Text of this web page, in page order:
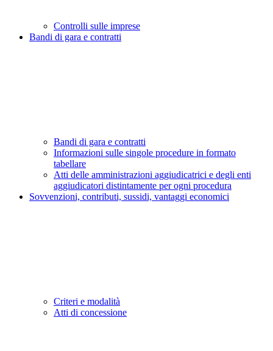
Controlli sulle imprese
Bandi di gara e contratti
Bandi di gara e contratti
Informazioni sulle singole procedure in formato
tabellare
Atti delle amministrazioni aggiudicatrici e degli enti
aggiudicatori distintamente per ogni procedura
Sovvenzioni, contributi, sussidi, vantaggi economici
Criteri e modalità
Atti di concessione